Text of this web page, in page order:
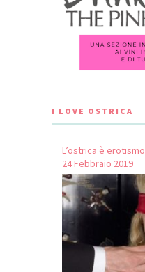
I LOVE OSTRICA
L’ostrica è erotismo
24 Febbraio 2019